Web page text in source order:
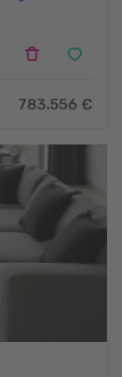
783.556 €